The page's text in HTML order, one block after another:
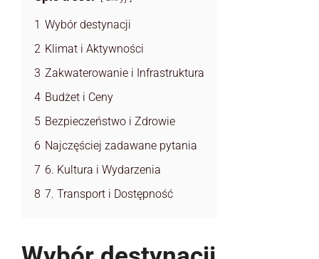
1 Wybór destynacji
2 Klimat i Aktywności
3 Zakwaterowanie i Infrastruktura
4 Budżet i Ceny
5 Bezpieczeństwo i Zdrowie
6 Najczęściej zadawane pytania
7 6. Kultura i Wydarzenia
8 7. Transport i Dostępność